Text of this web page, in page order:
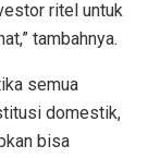
ritel untuk
tambahnya.
semua
domestik,
bisa